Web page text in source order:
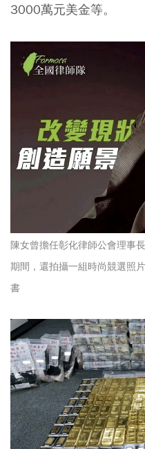
3000萬元美金等。
陳女曾擔任彰化律師公會理事
期間，還拍攝一組時尚競選照
書